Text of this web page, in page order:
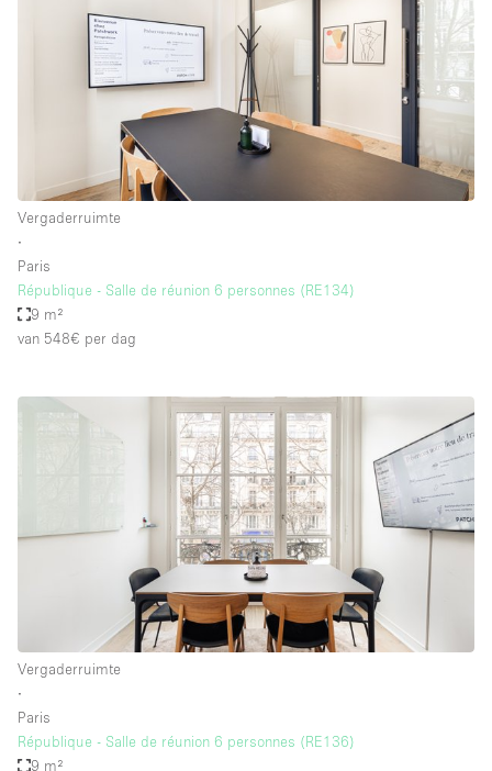
Vergaderruimte
∙
Paris
République - Salle de réunion 6 personnes (RE134)
9 m²
van 548€ per dag
Vergaderruimte
∙
Paris
République - Salle de réunion 6 personnes (RE136)
9 m²